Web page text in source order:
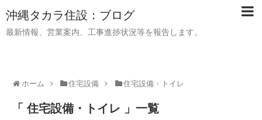
沖縄タカラ住設：ブログ
最新情報、営業案内、工事進捗状況等を報告します。
ホーム 住宅設備 住宅設備・トイレ
「 住宅設備・トイレ 」一覧